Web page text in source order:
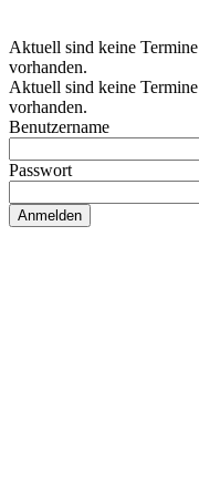
Aktuell sind keine Termine
vorhanden.
Aktuell sind keine Termine
vorhanden.
Benutzername
Passwort